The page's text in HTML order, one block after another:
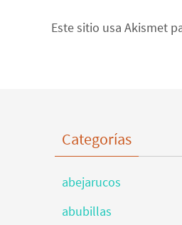
Este sitio usa Akismet
Categorías
abejarucos
abubillas